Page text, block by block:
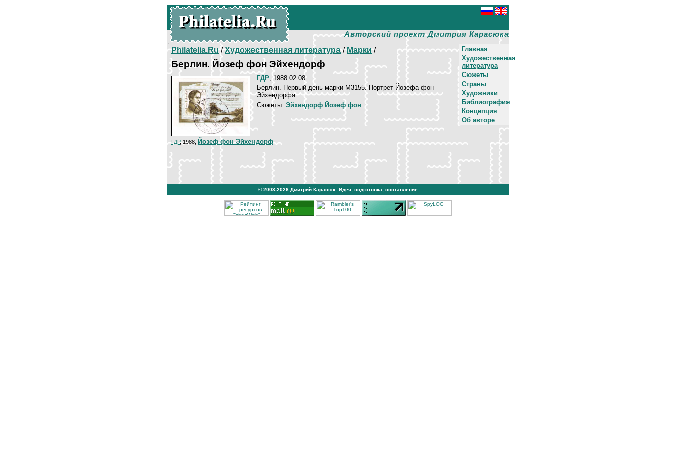
Авторский проект Дмитрия Карасюка
Главная
Художественная
литература
Сюжеты
Страны
Художники
Библиография
Концепция
Об авторе
Philatelia.Ru/Художественная литература/Марки/
Берлин. Йозеф фон Эйхендорф
ГДР, 1988.02.08
Берлин. Первый день марки М3155. Портрет Йозефа фон
Эйхендорфа.
Сюжеты: Эйхендорф Йозеф фон
ГДР, 1988, Йозеф фон Эйхендорф
© 2003-2026 Дмитрий Карасюк . Идея, подготовка, составление